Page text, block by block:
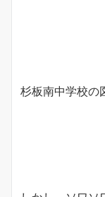
杉板南中学校の